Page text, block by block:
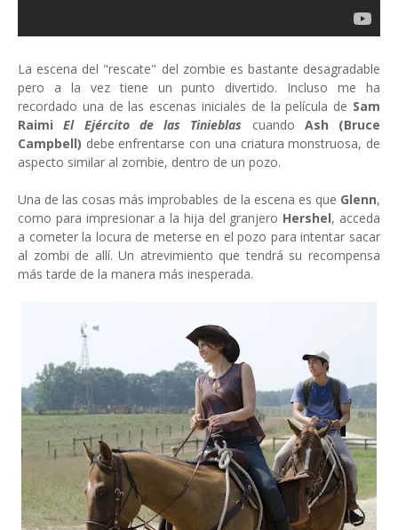
La escena del "rescate" del zombie es bastante desagradable
pero a la vez tiene un punto divertido. Incluso me ha
recordado una de las escenas iniciales de la película de Sam
Raimi
El Ejército de las Tinieblas cuando Ash
(Bruce
Campbell) debe enfrentarse con una criatura monstruosa, de
aspecto similar al zombie, dentro de un pozo.
Una de las cosas más improbables de la escena es que Glenn,
como para impresionar a la hija del granjero Hershel, acceda
a cometer la locura de meterse en el pozo para intentar sacar
al zombi de allí. Un atrevimiento que tendrá su recompensa
más tarde de la manera más inesperada.